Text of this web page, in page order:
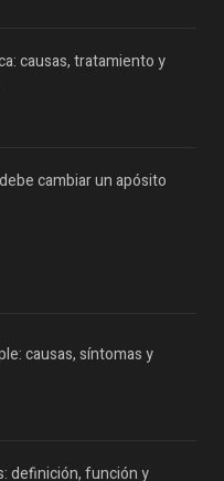
causas, tratamiento y
cambiar un apósito
causas, síntomas y
definición, función y